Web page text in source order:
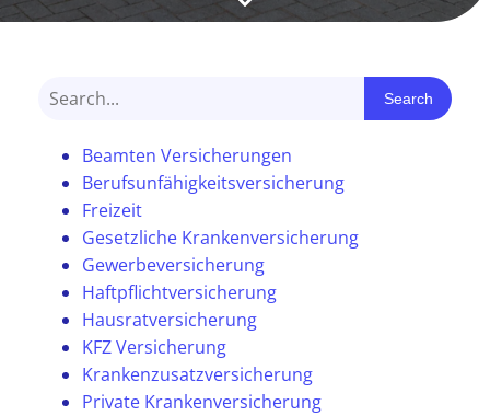
Search
Beamten Versicherungen
Berufsunfähigkeitsversicherung
Freizeit
Gesetzliche Krankenversicherung
Gewerbeversicherung
Haftpflichtversicherung
Hausratversicherung
KFZ Versicherung
Krankenzusatzversicherung
Private Krankenversicherung